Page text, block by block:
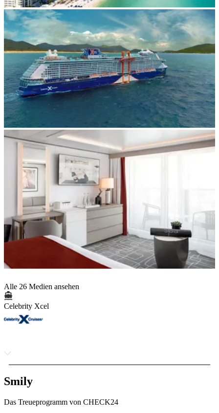
Alle 26 Medien ansehen
Celebrity Xcel
Smily
Das Treueprogramm von CHECK24